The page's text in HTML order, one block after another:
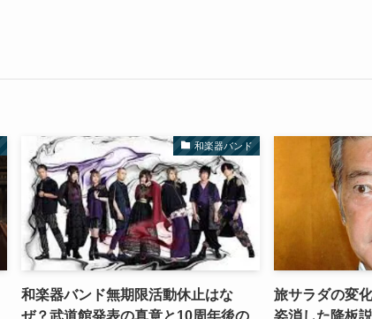
和楽器バンド
和楽器バンド無期限活動休止はな
旅サラダの変